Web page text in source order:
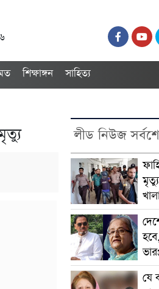
শিক্ষাঙ্গন সাহিত্য
লীড নিউজ
যে